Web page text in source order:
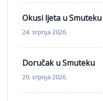
Okusi ljeta u Smuteku
24. srpnja 2026.
Doručak u Smuteku
20. srpnja 2026.